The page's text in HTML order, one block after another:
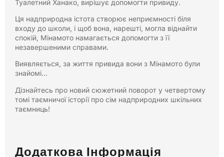
Туалетний Ханако, вирішує допомогти привиду.
Ця надприродна істота створює неприємності біля
входу до школи, і щоб вона, нарешті, могла віднайти
спокій, Мінамото намагається допомогти з її
незавершеними справами.
Виявляється, за життя привида вони з Мінамото були
знайомі…
Дізнайтесь про новий сюжетний поворот у четвертому
томі таємничої історії про сім надприродних шкільних
таємниць!
Додаткова Інформація